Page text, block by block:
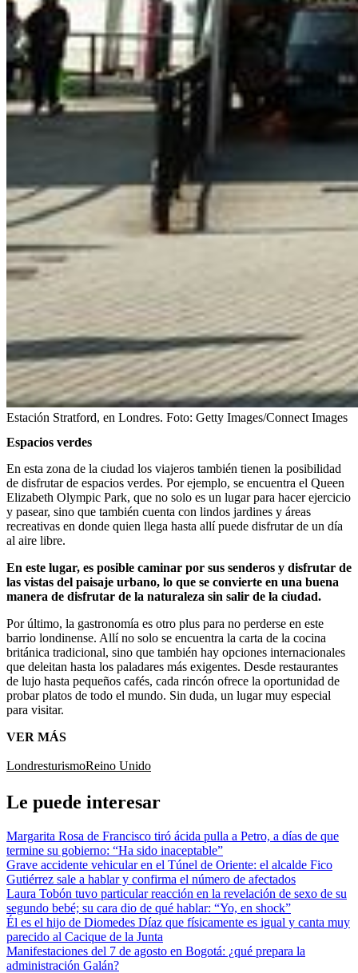
Estación Stratford, en Londres. Foto: Getty Images/Connect Images
Espacios verdes
En esta zona de la ciudad los viajeros también tienen la posibilidad
de disfrutar de espacios verdes. Por ejemplo, se encuentra el Queen
Elizabeth Olympic Park, que no solo es un lugar para hacer ejercicio
y pasear, sino que también cuenta con lindos jardines y áreas
recreativas en donde quien llega hasta allí puede disfrutar de un día
al aire libre.
En este lugar, es posible caminar por sus senderos y disfrutar de
las vistas del paisaje urbano, lo que se convierte en una buena
manera de disfrutar de la naturaleza sin salir de la ciudad.
Por último, la gastronomía es otro plus para no perderse en este
barrio londinense. Allí no solo se encuentra la carta de la cocina
británica tradicional, sino que también hay opciones internacionales
que deleitan hasta los paladares más exigentes. Desde restaurantes
de lujo hasta pequeños cafés, cada rincón ofrece la oportunidad de
probar platos de todo el mundo. Sin duda, un lugar muy especial
para visitar.
VER MÁS
LondresturismoReino Unido
Le puede interesar
Margarita Rosa de Francisco tiró ácida pulla a Petro, a días de que
termine su gobierno: “Ha sido inaceptable”
Grave accidente vehicular en el Túnel de Oriente: el alcalde Fico
Gutiérrez sale a hablar y confirma el número de afectados
Laura Tobón tuvo particular reacción en la revelación de sexo de su
segundo bebé; su cara dio de qué hablar: “Yo, en shock”
Él es el hijo de Diomedes Díaz que físicamente es igual y canta muy
parecido al Cacique de la Junta
Manifestaciones del 7 de agosto en Bogotá: ¿qué prepara la
administración Galán?